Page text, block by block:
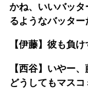
かね、いいバッ
るようなバッター
【伊藤】彼も負
【西谷】いやー
どうしてもマス